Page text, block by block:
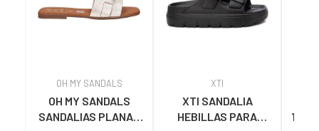
OH MY SANDALS
OH MY SANDALS
SANDALIAS PLANAS
XTI
XTI SANDALIA
HEBILLAS PARA